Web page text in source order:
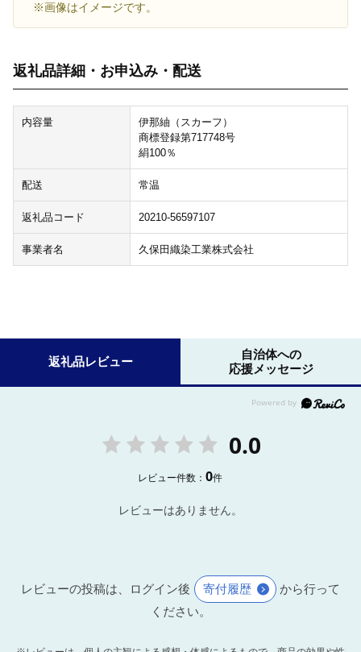
※画像はイメージです。
返礼品詳細・お申込み・配送
内容量
伊那紬（スカーフ）
商標登録第717748号
絹100％
配送 常温
返礼品コード 20210-56597107
事業者名 久保田織染工業株式会社
返礼品レビュー
自治体への
応援メッセージ
0.0
レビュー件数：0件
レビューはありません。
レビューの投稿は、ログイン後 寄付履歴
から行って
ください。